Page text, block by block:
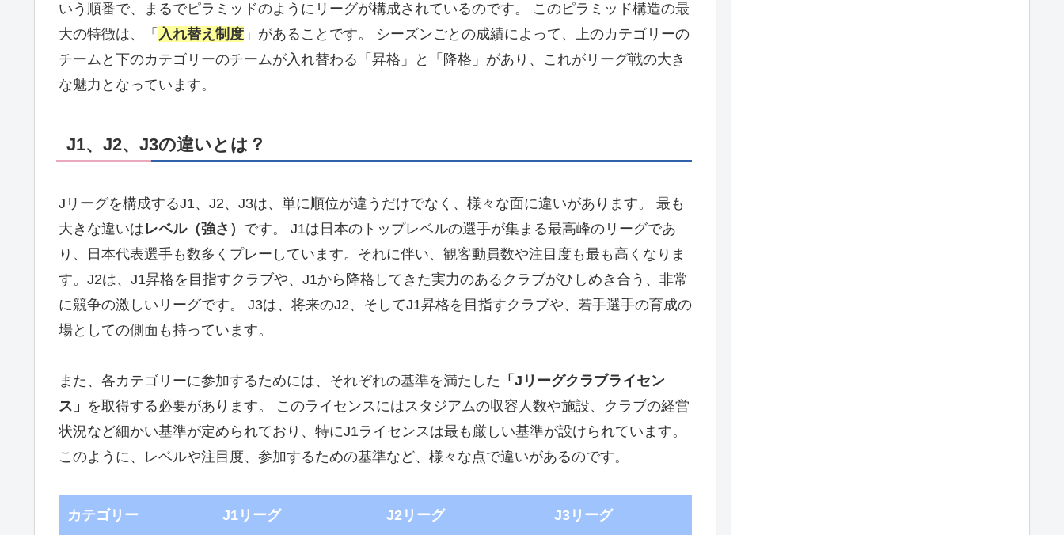
いう順番で、まるでピラミッドのようにリーグが構成されているのです。 このピラミッド構造の最
大の特徴は、「 入れ替え制度 」があることです。 シーズンごとの成績によって、上のカテゴリーの
チームと下のカテゴリーのチームが入れ替わる「昇格」と「降格」があり、これがリーグ戦の大き
な魅力となっています。
J1、J2、J3の違いとは？
Jリーグを構成するJ1、J2、J3は、単に順位が違うだけでなく、様々な面に違いがあります。 最も
大きな違いはレベル（強さ） です。 J1は日本のトップレベルの選手が集まる最高峰のリーグであ
り、日本代表選手も数多くプレーしています。それに伴い、観客動員数や注目度も最も高くなりま
す。J2は、J1昇格を目指すクラブや、J1から降格してきた実力のあるクラブがひしめき合う、非常
に競争の激しいリーグです。 J3は、将来のJ2、そしてJ1昇格を目指すクラブや、若手選手の育成の
場としての側面も持っています。
また、各カテゴリーに参加するためには、それぞれの基準を満たした 「Jリーグクラブライセン
ス」 を取得する必要があります。 このライセンスにはスタジアムの収容人数や施設、クラブの経営
状況など細かい基準が定められており、特にJ1ライセンスは最も厳しい基準が設けられています。
このように、レベルや注目度、参加するための基準など、様々な点で違いがあるのです。
カテゴリー J1リーグ J2リーグ J3リーグ